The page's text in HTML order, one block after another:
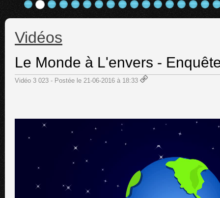
Vidéos
Le Monde à L'envers -
Vidéo 3 023 - Postée le 21-06-2016 à 18:33